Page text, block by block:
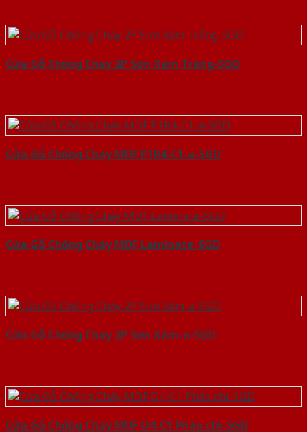
Cửa Gỗ Chống Cháy 2P Sơn Xám Trắng-SGD
Cửa Gỗ Chống Cháy MDF P1R4-C1-a-SGD
Cửa Gỗ Chống Cháy MDF Laminate-SGD
Cửa Gỗ Chống Cháy 2P Sơn Xám-a-SGD
Cửa Gỗ Chống Cháy MDF O4-C1 Phào chi-SGD